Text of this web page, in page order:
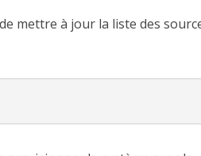
mettre à jour la liste des